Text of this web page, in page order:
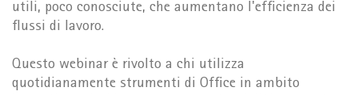
utili, poco conosciute, che aumentano l'efficienza dei
flussi di lavoro.
Questo webinar è rivolto a chi utilizza
quotidianamente strumenti di Office in ambito